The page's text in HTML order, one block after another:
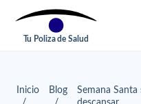
Tu Poliza de Salud
Inicio Blog
Semana